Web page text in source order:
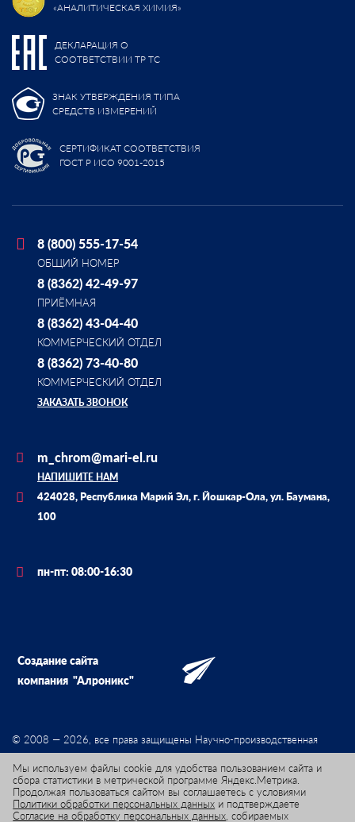
«АНАЛИТИЧЕСКАЯ ХИМИЯ»
ДЕКЛАРАЦИЯ О
СООТВЕТСТВИИ ТР ТС
ЗНАК УТВЕРЖДЕНИЯ ТИПА
СРЕДСТВ ИЗМЕРЕНИЙ
СЕРТИФИКАТ СООТВЕТСТВИЯ
ГОСТ Р ИСО 9001-2015
8 (800) 555-17-54
ОБЩИЙ НОМЕР
8 (8362) 42-49-97
ПРИЁМНАЯ
8 (8362) 43-04-40
КОММЕРЧЕСКИЙ ОТДЕЛ
8 (8362) 73-40-80
КОММЕРЧЕСКИЙ ОТДЕЛ
ЗАКАЗАТЬ ЗВОНОК
m_chrom@mari-el.ru
НАПИШИТЕ НАМ
424028, Республика Марий Эл, г. Йошкар-Ола, ул. Баумана,
100
пн-пт: 08:00-16:30
Создание сайта
компания "Алроникс"
© 2008 — 2026, все права защищены Научно-производственная
Мы используем файлы cookie для удобства пользованием сайта и
сбора статистики в метрической программе Яндекс.Метрика.
Продолжая пользоваться сайтом вы соглашаетесь с условиями
Политики обработки персональных данных и подтверждаете
Согласие на обработку персональных данных , собираемых